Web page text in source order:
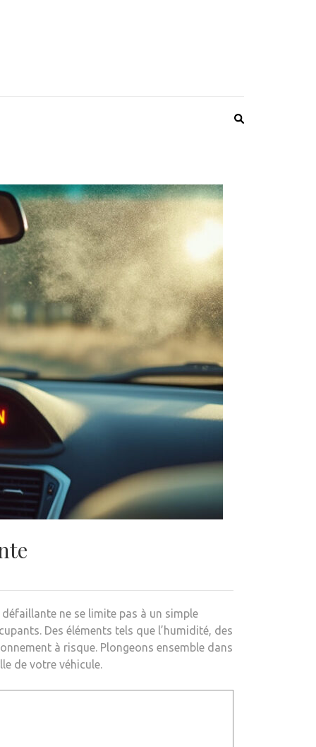
ne se limite pas à un simple
Des éléments tels que l’humidité, des
à risque. Plongeons ensemble dans
de votre véhicule.